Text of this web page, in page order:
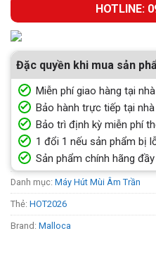
HOTLINE:
Đặc quyền khi mua sản
Miễn phí giao hàng tại nhà
Bảo hành trực tiếp tại nhà
Bảo trì định kỳ miễn phí
1 đổi 1 nếu sản phẩm bị
Sản phẩm chính hãng
Danh mục: Máy Hút Mùi Âm Trần
Thẻ: HOT2026
Brand: Malloca